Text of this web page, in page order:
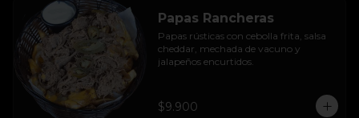
Papas Rancheras
Papas rústicas con cebolla frita, salsa
cheddar, mechada de vacuno y
jalapeños encurtidos.
$9.900